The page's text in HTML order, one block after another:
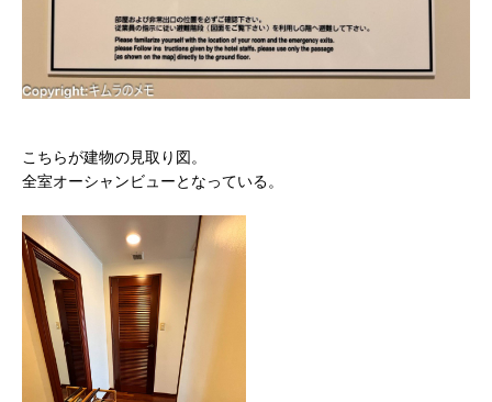
こちらが建物の見取り図。
全室オーシャンビューとなっている。